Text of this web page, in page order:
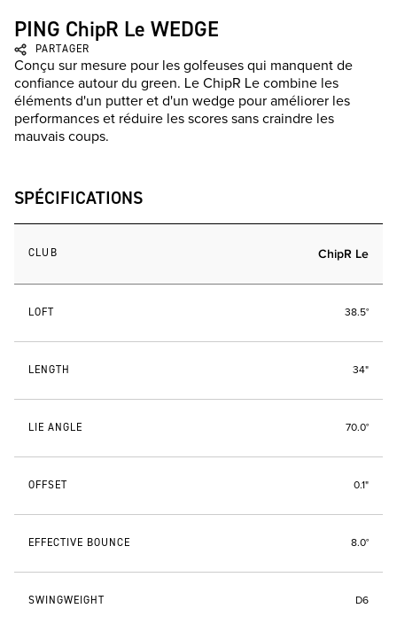
PING ChipR Le WEDGE
PARTAGER
Conçu sur mesure pour les golfeuses qui manquent de
confiance autour du green. Le ChipR Le combine les
éléments d'un putter et d'un wedge pour améliorer les
performances et réduire les scores sans craindre les
mauvais coups.
SPÉCIFICATIONS
CLUB ChipR Le
LOFT 38.5°
LENGTH 34"
LIE ANGLE 70.0°
OFFSET 0.1"
EFFECTIVE BOUNCE 8.0°
SWINGWEIGHT D6